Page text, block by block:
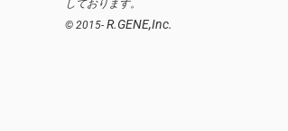
しております。
© 2015- R.GENE,Inc.